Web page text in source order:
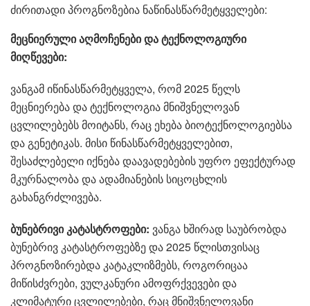
ძირითადი პროგნოზებია ნაწინასწარმეტყველები:
მეცნიერული აღმოჩენები და ტექნოლოგიური
მიღწევები:
ვანგამ იწინასწარმეტყველა, რომ 2025 წელს
მეცნიერება და ტექნოლოგია მნიშვნელოვან
ცვლილებებს მოიტანს, რაც ეხება ბიოტექნოლოგიებსა
და გენეტიკას. მისი წინასწარმეტყველებით,
შესაძლებელი იქნება დაავადებების უფრო ეფექტურად
მკურნალობა და ადამიანების სიცოცხლის
გახანგრძლივება.
ბუნებრივი კატასტროფები: ვანგა ხშირად საუბრობდა
ბუნებრივ კატასტროფებზე და 2025 წლისთვისაც
პროგნოზირებდა კატაკლიზმებს, როგორიცაა
მიწისძვრები, ვულკანური ამოფრქვევები და
კლიმატური ცვლილებები, რაც მნიშვნელოვანი